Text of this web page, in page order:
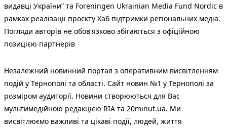
видавці України” та Foreningen Ukrainian Media Fund Nordic в
рамках реалізації проєкту Хаб підтримки регіональних медіа.
Погляди авторів не обов'язково збігаються з офіційною
позицією партнерів
Незалежний новинний портал з оперативним висвітленням
подій у Тернополі та області. Сайт новин №1 у Тернополі за
розміром аудиторії. Новини створюються для Вас
мультимедійною редакцією RIA та 20minut.ua. Ми
висвітлюємо важливі та цікаві події, людей, життя